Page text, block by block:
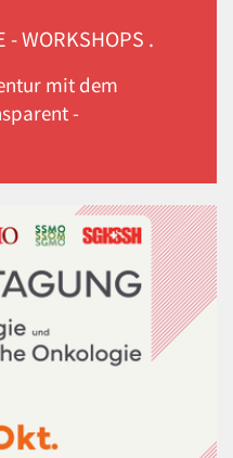
- WORKSHOPS .
mit dem
-